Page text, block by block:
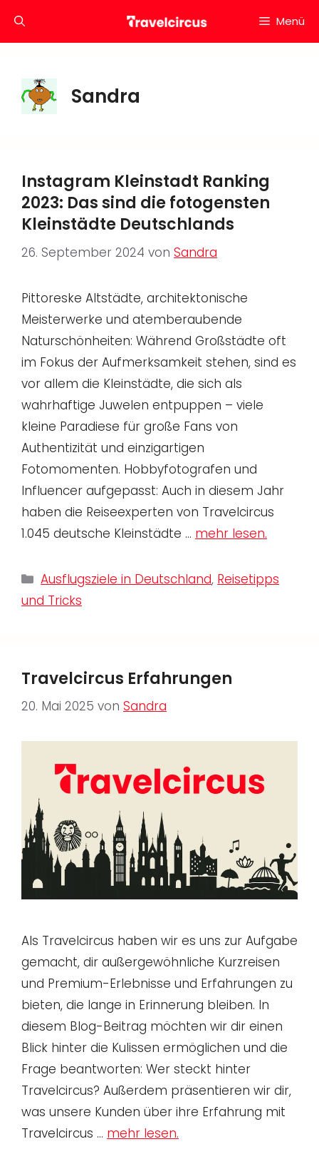
Inhalt
Menü
Sandra
Instagram Kleinstadt Ranking
2023: Das sind die fotogensten
Kleinstädte Deutschlands
26. September 2024 von Sandra
Pittoreske Altstädte, architektonische
Meisterwerke und atemberaubende
Naturschönheiten: Während Großstädte oft
im Fokus der Aufmerksamkeit stehen, sind es
vor allem die Kleinstädte, die sich als
wahrhaftige Juwelen entpuppen – viele
kleine Paradiese für große Fans von
Authentizität und einzigartigen
Fotomomenten. Hobbyfotografen und
Influencer aufgepasst: Auch in diesem Jahr
haben die Reiseexperten von Travelcircus
1.045 deutsche Kleinstädte … mehr lesen.
Kategorien
Ausflugsziele in Deutschland, Reisetipps
und Tricks
Travelcircus Erfahrungen
20. Mai 2025 von Sandra
Als Travelcircus haben wir es uns zur Aufgabe
gemacht, dir außergewöhnliche Kurzreisen
und Premium-Erlebnisse und Erfahrungen zu
bieten, die lange in Erinnerung bleiben. In
diesem Blog-Beitrag möchten wir dir einen
Blick hinter die Kulissen ermöglichen und die
Frage beantworten: Wer steckt hinter
Travelcircus? Außerdem präsentieren wir dir,
was unsere Kunden über ihre Erfahrung mit
Travelcircus … mehr lesen.